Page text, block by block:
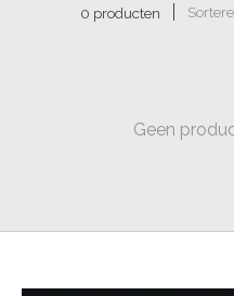
0 producten
Geen